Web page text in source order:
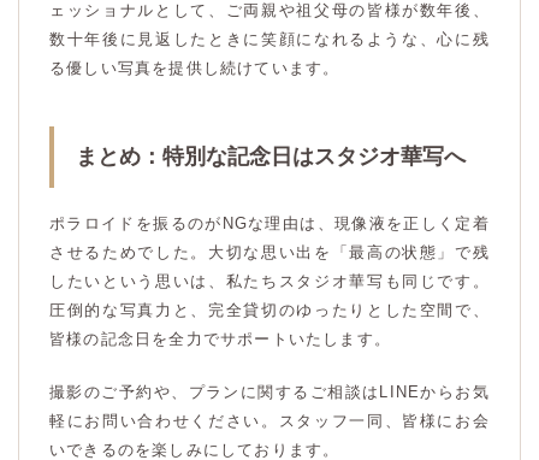
ェッショナルとして、ご両親や祖父母の皆様が数年後、
数十年後に見返したときに笑顔になれるような、心に残
る優しい写真を提供し続けています。
まとめ：特別な記念日はスタジオ華写へ
ポラロイドを振るのがNGな理由は、現像液を正しく定着
させるためでした。大切な思い出を「最高の状態」で残
したいという思いは、私たちスタジオ華写も同じです。
圧倒的な写真力と、完全貸切のゆったりとした空間で、
皆様の記念日を全力でサポートいたします。
撮影のご予約や、プランに関するご相談はLINEからお気
軽にお問い合わせください。スタッフ一同、皆様にお会
いできるのを楽しみにしております。